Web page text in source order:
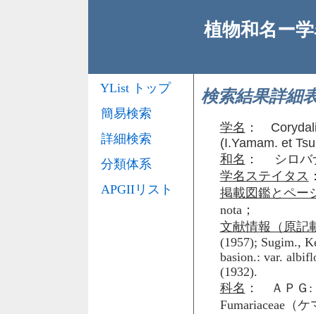
植物和名ー
検索結果詳細
学名 ：
(I.Yamam. et
和名 ： シロバ
学名ステイタス
掲載図鑑とペー
nota；
文献情報（原記
(1957); Sugim.,
basion.: var.
(1932).
科名 ： ＡＰＧ:
Fumariaceae（
YList トップ
簡易検索
詳細検索
分類体系
APGIIリスト